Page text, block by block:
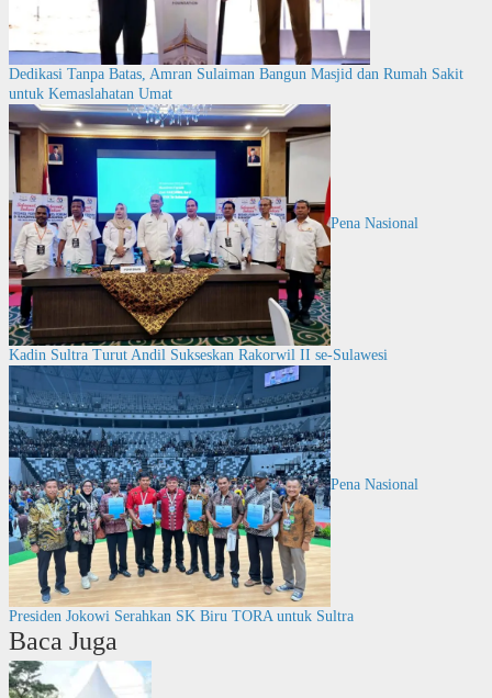
Dedikasi Tanpa Batas, Amran Sulaiman Bangun Masjid dan Rumah Sakit
untuk Kemaslahatan Umat
Pena Nasional
Kadin Sultra Turut Andil Sukseskan Rakorwil II se-Sulawesi
Pena Nasional
Presiden Jokowi Serahkan SK Biru TORA untuk Sultra
Baca Juga